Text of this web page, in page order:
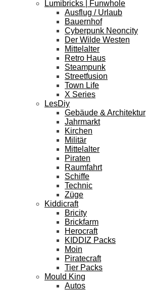
Lumibricks | Funwhole
Ausflug / Urlaub
Bauernhof
Cyberpunk Neoncity
Der Wilde Westen
Mittelalter
Retro Haus
Steampunk
Streetfusion
Town Life
X Series
LesDiy
Gebäude & Architektur
Jahrmarkt
Kirchen
Militär
Mittelalter
Piraten
Raumfahrt
Schiffe
Technic
Züge
Kiddicraft
Bricity
Brickfarm
Herocraft
KIDDIZ Packs
Moin
Piratecraft
Tier Packs
Mould King
Autos